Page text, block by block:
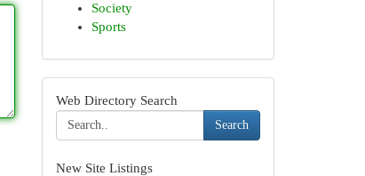
Society
Sports
Web Directory Search
Search
New Site Listings